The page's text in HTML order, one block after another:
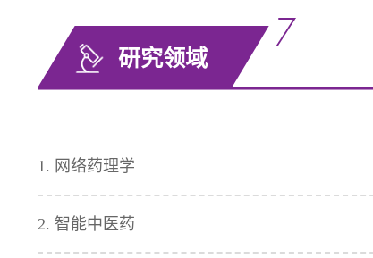
研究领域
1. 网络药理学
2. 智能中医药